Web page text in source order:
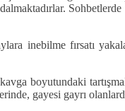
inebilme fırsatı
boyutundaki
gayesi gayrı